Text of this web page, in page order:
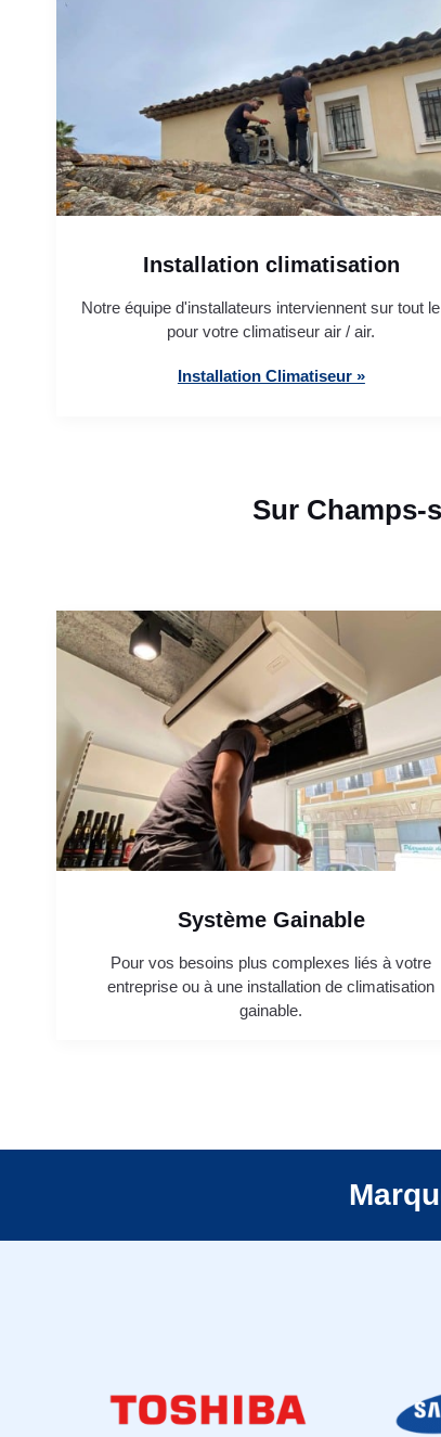
Installation climatisation
Notre équipe d'installateurs interviennent sur tout
pour votre climatiseur air / air.
Installation Climatiseur »
Sur Champs-
Système Gainable
Pour vos besoins plus complexes liés à votre
entreprise ou à une installation de climatisation
gainable.